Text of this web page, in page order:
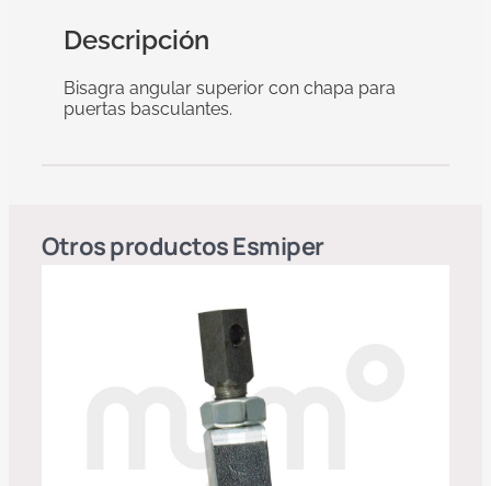
Descripción
Bisagra angular superior con chapa para
puertas basculantes.
Otros productosEsmiper